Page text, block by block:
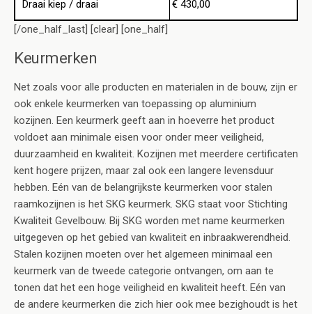
Draai kiep / draai
€ 430,00
[/one_half_last] [clear] [one_half]
Keurmerken
Net zoals voor alle producten en materialen in de bouw, zijn er
ook enkele keurmerken van toepassing op aluminium
kozijnen. Een keurmerk geeft aan in hoeverre het product
voldoet aan minimale eisen voor onder meer veiligheid,
duurzaamheid en kwaliteit. Kozijnen met meerdere certificaten
kent hogere prijzen, maar zal ook een langere levensduur
hebben. Eén van de belangrijkste keurmerken voor stalen
raamkozijnen is het SKG keurmerk. SKG staat voor Stichting
Kwaliteit Gevelbouw. Bij SKG worden met name keurmerken
uitgegeven op het gebied van kwaliteit en inbraakwerendheid.
Stalen kozijnen moeten over het algemeen minimaal een
keurmerk van de tweede categorie ontvangen, om aan te
tonen dat het een hoge veiligheid en kwaliteit heeft. Eén van
de andere keurmerken die zich hier ook mee bezighoudt is het